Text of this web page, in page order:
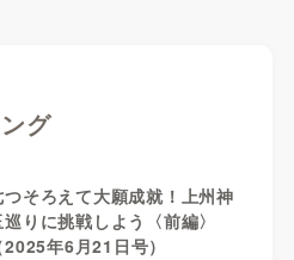
グ
つそろえて大願成就！上州神
巡りに挑戦しよう〈前編〉
2025年6月21日号）